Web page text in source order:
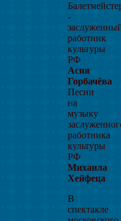
-
работник
культуры
РФ
Асия
Горбачёва
Песни
на
музыку
работника
культуры
РФ
Михаила
Хейфеца
В
спектакле